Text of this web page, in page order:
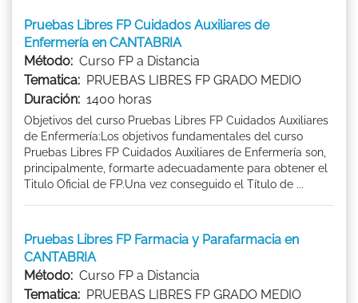
Pruebas Libres FP Cuidados Auxiliares de
Enfermería en CANTABRIA
Método: Curso FP a Distancia
Tematica: PRUEBAS LIBRES FP GRADO MEDIO
Duración: 1400 horas
Objetivos del curso Pruebas Libres FP Cuidados Auxiliares
de Enfermería:Los objetivos fundamentales del curso
Pruebas Libres FP Cuidados Auxiliares de Enfermería son,
principalmente, formarte adecuadamente para obtener el
Titulo Oficial de FP.Una vez conseguido el Título de ...
Pruebas Libres FP Farmacia y Parafarmacia en
CANTABRIA
Método: Curso FP a Distancia
Tematica: PRUEBAS LIBRES FP GRADO MEDIO